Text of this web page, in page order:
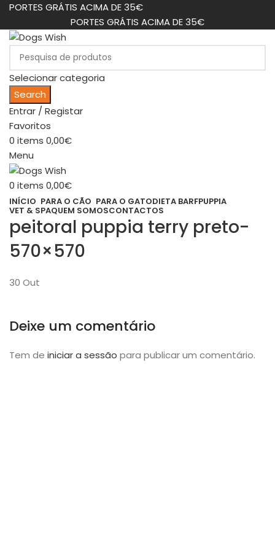
PORTES GRÁTIS ACIMA DE 35€
PORTES GRÁTIS ACIMA DE 35€
Selecionar categoria
Search
Entrar / Registar
Favoritos
0 items 0,00€
Menu
0 items 0,00€
INÍCIO PARA O CÃO PARA O GATODIETA BARFPUPPIA
VET & SPAQUEM SOMOSCONTACTOS
peitoral puppia terry preto-
570×570
30 Out
Deixe um comentário
Tem de iniciar a sessão para publicar um comentário.